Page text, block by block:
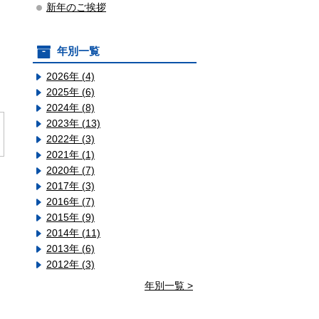
新年のご挨拶
年別一覧
2026年 (4)
2025年 (6)
2024年 (8)
2023年 (13)
2022年 (3)
2021年 (1)
2020年 (7)
2017年 (3)
2016年 (7)
2015年 (9)
2014年 (11)
2013年 (6)
2012年 (3)
年別一覧 >